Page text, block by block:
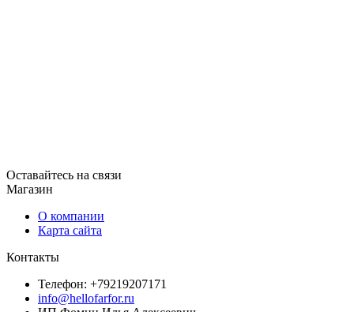
Оставайтесь на связи
Магазин
О компании
Карта сайта
Контакты
Телефон: +79219207171
info@hellofarfor.ru